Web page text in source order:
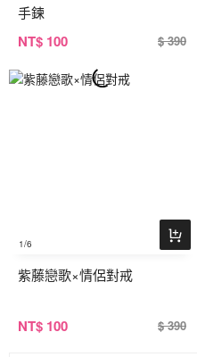
手鍊
NT$ 100 $ 390
1/6
紫藤戀歌×情侶對戒
NT$ 100 $ 390